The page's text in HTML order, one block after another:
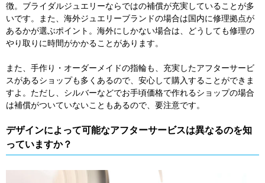
徴。ブライダルジュエリーならではの補償が充実していることが多
いです。また、海外ジュエリーブランドの場合は国内に修理拠点が
あるかが選ぶポイント。海外にしかない場合は、どうしても修理の
やり取りに時間がかかることがあります。
また、手作り・オーダーメイドの指輪も、充実したアフターサービ
スがあるショップも多くあるので、安心して購入することができま
すよ。ただし、シルバーなどでお手頃価格で作れるショップの場合
は補償がついていないこともあるので、要注意です。
デザインによって可能なアフターサービスは異なるのを知
っていますか？